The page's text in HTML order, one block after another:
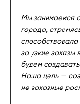
Мы занимаемся
города,
за узкие
будем
Наша цель —
не заказные